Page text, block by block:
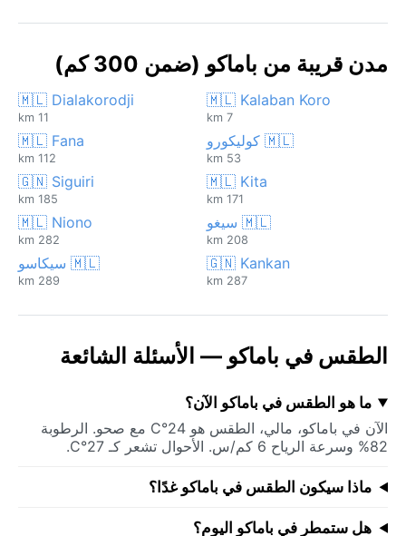
مدن قريبة من باماكو (ضمن 300 كم)
🇲🇱 Kalaban Koro
7 km
🇲🇱 Dialakorodji
11 km
🇲🇱 كوليكورو
53 km
🇲🇱 Fana
112 km
🇲🇱 Kita
171 km
🇬🇳 Siguiri
185 km
🇲🇱 سيغو
208 km
🇲🇱 Niono
282 km
🇬🇳 Kankan
287 km
🇲🇱 سيكاسو
289 km
الطقس في باماكو — الأسئلة الشائعة
ما هو الطقس في باماكو الآن؟
الآن في باماكو، مالي، الطقس هو 24°C مع صحو. الرطوبة
82% وسرعة الرياح 6 كم/س. الأحوال تشعر كـ 27°C.
ماذا سيكون الطقس في باماكو غدًا؟
هل ستمطر في باماكو اليوم؟